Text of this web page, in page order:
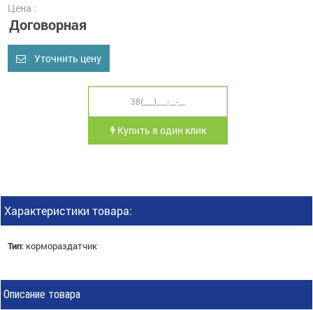
Цена :
Договорная
Уточнить цену
Купить в один клик
Характеристики товара:
Тип: кормораздатчик
Описание товара